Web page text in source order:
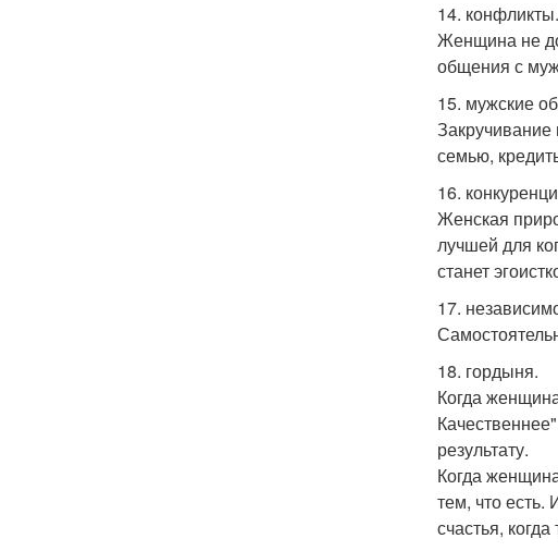
14. конфликты.
Женщина не
общения с
15. мужские
семью,
16.
Женская
лучшей для
станет
17.
18. гордыня.
Когда
результату.
Когда
тем, что есть.
счастья,